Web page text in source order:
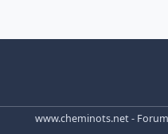
www.cheminots.net -